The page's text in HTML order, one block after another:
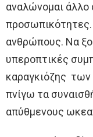
αναλώνομαι άλλο
ανθρώπους. Να
υπεροπτικές
καραγκιόζης των
πνίγω τα
απύθμενους